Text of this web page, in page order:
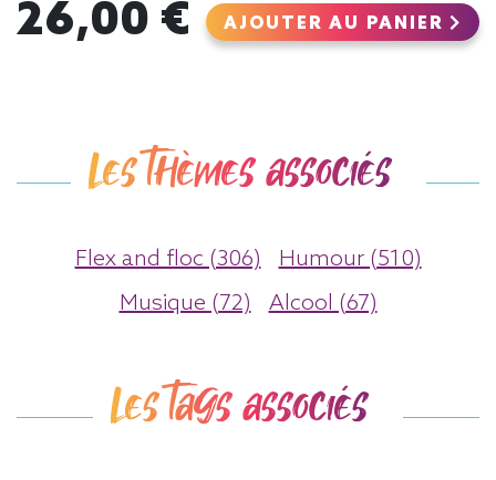
26,00 € AJOUTER AU PANIER
Les thèmes associés
Flex and floc (306)
Humour (510)
Musique (72)
Alcool (67)
Les tags associés